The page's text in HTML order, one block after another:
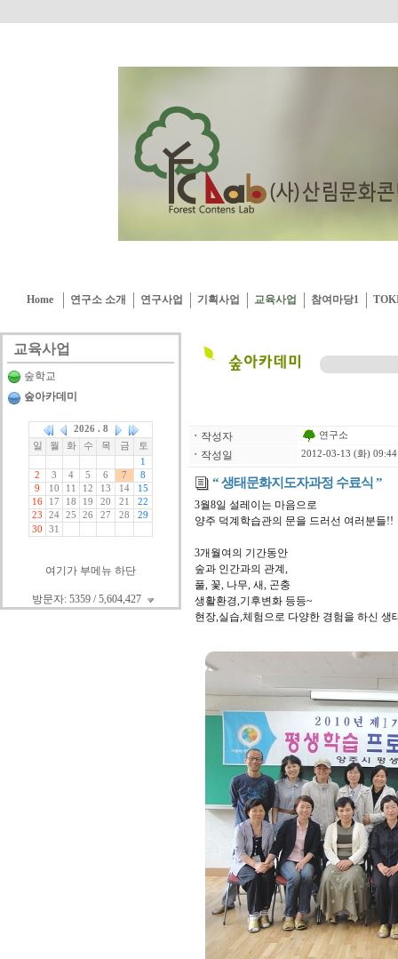
Home 연구소 소개 연구사업 기획사업 교육사업 참여마당1
교육사업
숲학교
숲아카데미
여기가 부메뉴 하단
방문자: 5359 / 5,604,427
ㆍ 작성자 연구소
ㆍ 작성일 2012-03-13 (화) 09:44
“ 생태문화지도자과정 수료식 ”
3월8일 설레이는 마음으로
양주 덕계학습관의 문을 드러선 여러분들!!
3개월여의 기간동안
숲과 인간과의 관계,
풀, 꽃, 나무, 새, 곤충
생활환경,기후변화 등등~
현장,실습,체험으로 다양한 경험을 하신 생